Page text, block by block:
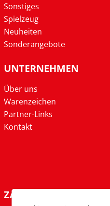
Sonstiges
Spielzeug
Neuheiten
Sonderangebote
UNTERNEHMEN
Über uns
Warenzeichen
Partner-Links
Kontakt
ZAHLARTEN